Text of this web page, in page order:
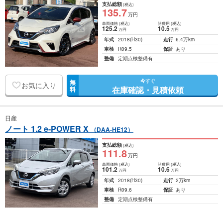
支払総額(税込)
135.7万円
車両価格(税込)
125.2万円
諸費用 (税込)
10.5 万円
年式 2018(H30) 走行 6.4万km
車検
R09.5 保証 あり
整備 定期点検整備有
お気に入り 無
料
今すぐ
在庫確認・見積依頼
日産
ノート 1.2 e-POWER X （DAA-HE12）
支払総額(税込)
111.8万円
車両価格(税込)
101.2万円
諸費用 (税込)
10.6 万円
年式 2018(H30) 走行 2万km
車検
R09.6 保証 あり
整備 定期点検整備有